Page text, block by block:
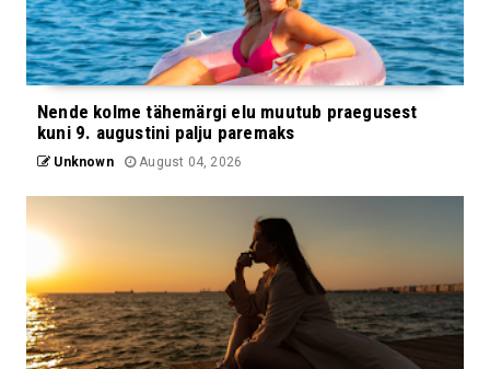
Nende kolme tähemärgi elu muutub praegusest
kuni 9. augustini palju paremaks
Unknown August 04, 2026